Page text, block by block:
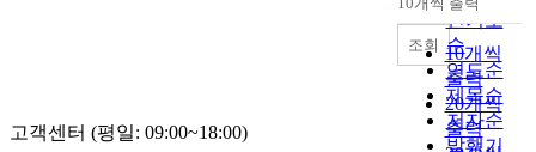
인기도
순
연도순
제목순
저자순
발행기
내림차순
10개씩
출력
20개씩
출력
조회
고객센터 (평일: 09:00~18:00)